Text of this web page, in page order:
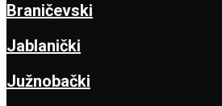
Braničevski
Jablanički
Južnobački